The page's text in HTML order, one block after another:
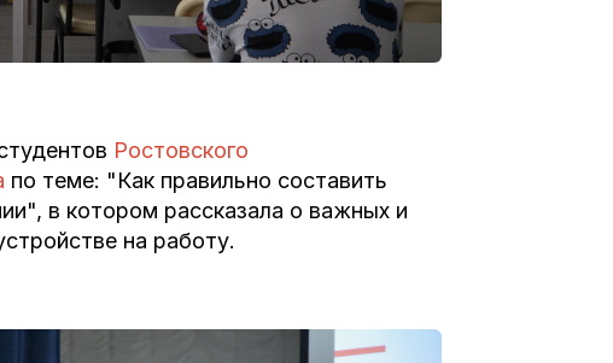
Ростовского
по теме: "Как правильно составить
в котором рассказала о важных и
на работу.